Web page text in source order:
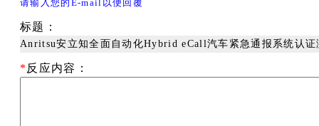
请输入您的E-mail以便回覆
标题：
Anritsu安立知全面自动化Hybrid eCall汽车紧急通报系统认证
* 反应内容：